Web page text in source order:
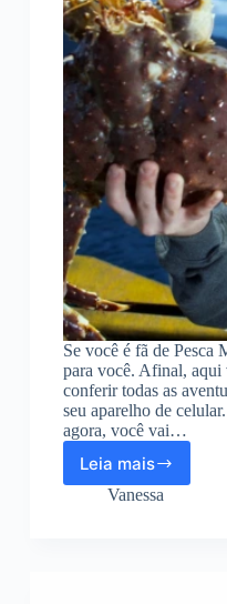
Se você é fã de Pesca
para você. Afinal, aqui
conferir todas as
seu aparelho de
agora, você vai…
Leia maisAplicativo
para
Vanessa